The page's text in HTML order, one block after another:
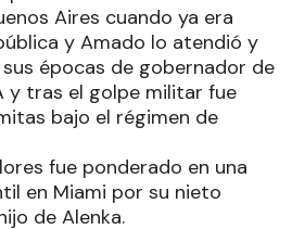
Aires cuando ya era
y Amado lo atendió y
épocas de gobernador de
y tras el golpe militar fue
bajo el régimen de
fue ponderado en una
en Miami por su nieto
de Alenka.